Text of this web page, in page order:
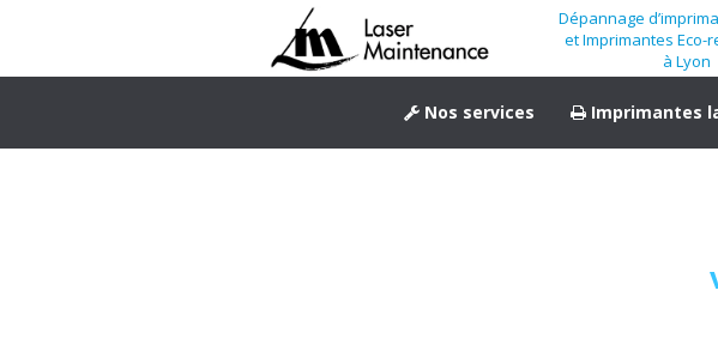
Dépannage
et Imprimantes Eco-
à Lyon
Nos services Imprimantes